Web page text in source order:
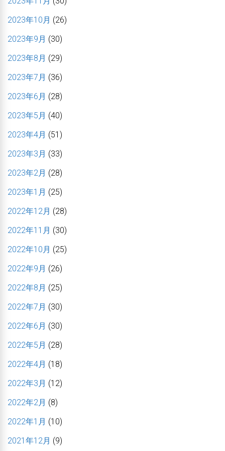
2023年10月 (26)
2023年9月 (30)
2023年8月 (29)
2023年7月 (36)
2023年6月 (28)
2023年5月 (40)
2023年4月 (51)
2023年3月 (33)
2023年2月 (28)
2023年1月 (25)
2022年12月 (28)
2022年11月 (30)
2022年10月 (25)
2022年9月 (26)
2022年8月 (25)
2022年7月 (30)
2022年6月 (30)
2022年5月 (28)
2022年4月 (18)
2022年3月 (12)
2022年2月 (8)
2022年1月 (10)
2021年12月 (9)